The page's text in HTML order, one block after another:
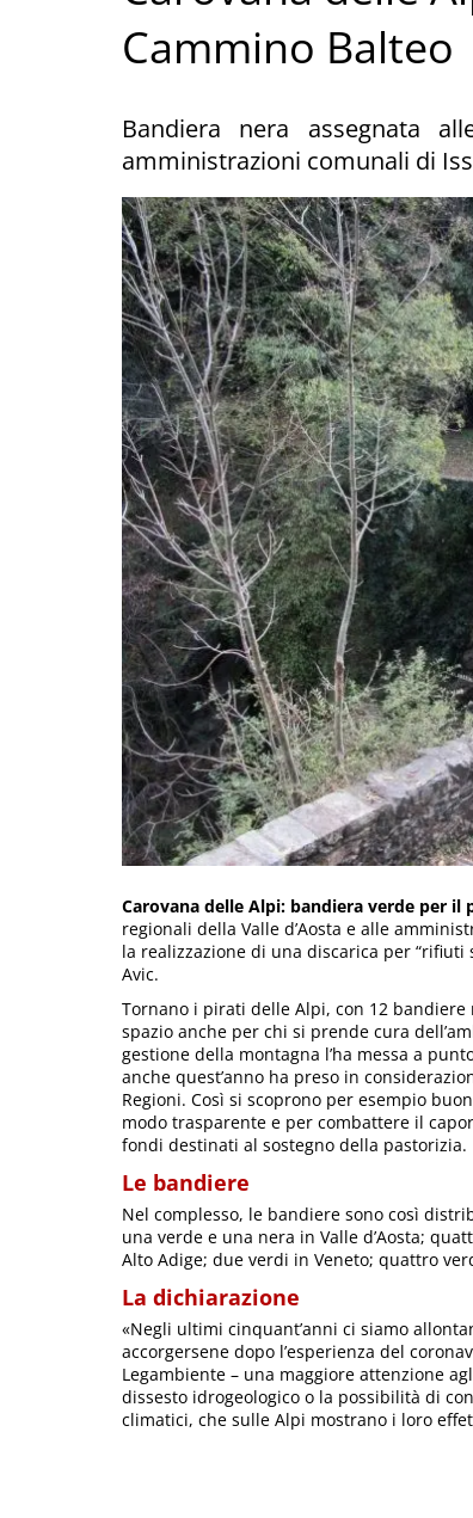
Cammino Balteo
Bandiera nera assegnata
amministrazioni comunali di
Carovana delle Alpi: bandiera verde per il
regionali della Valle d’Aosta e alle
la realizzazione di una discarica per
Avic.
Tornano i pirati delle Alpi, con 12 bandiere
spazio anche per chi si prende cura
gestione della montagna l’ha messa a
anche quest’anno ha preso in
Regioni. Così si scoprono per esempio
modo trasparente e per combattere il
fondi destinati al sostegno della pastorizia.
Le bandiere
Nel complesso, le bandiere sono così
una verde e una nera in Valle d’Aosta;
Alto Adige; due verdi in Veneto; quattro
La dichiarazione
«Negli ultimi cinquant’anni ci siamo
accorgersene dopo l’esperienza del
Legambiente – una maggiore attenzione
dissesto idrogeologico o la possibilità di
climatici, che sulle Alpi mostrano i loro